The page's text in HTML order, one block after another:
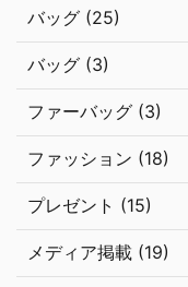
バッグ (25)
バッグ (3)
ファーバッグ (3)
ファッション (18)
プレゼント (15)
メディア掲載 (19)